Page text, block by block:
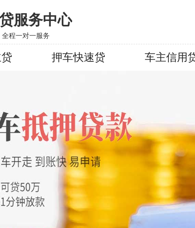
服务中心
程一对一服务
押车快速贷 车主信用